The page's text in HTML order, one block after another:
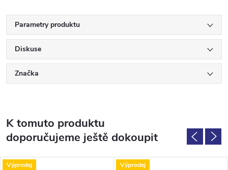
Parametry produktu
Diskuse
Značka
K tomuto produktu
doporučujeme ještě dokoupit
Výprodej Výprodej